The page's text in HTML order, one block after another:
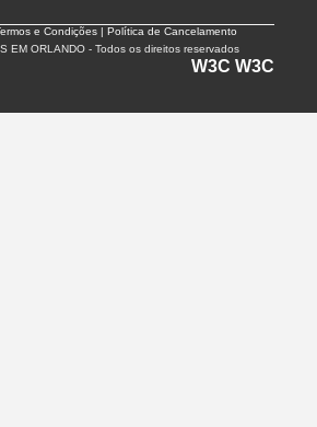
e Condições | Política de Cancelamento
EM ORLANDO - Todos os direitos reservados
W3C W3C